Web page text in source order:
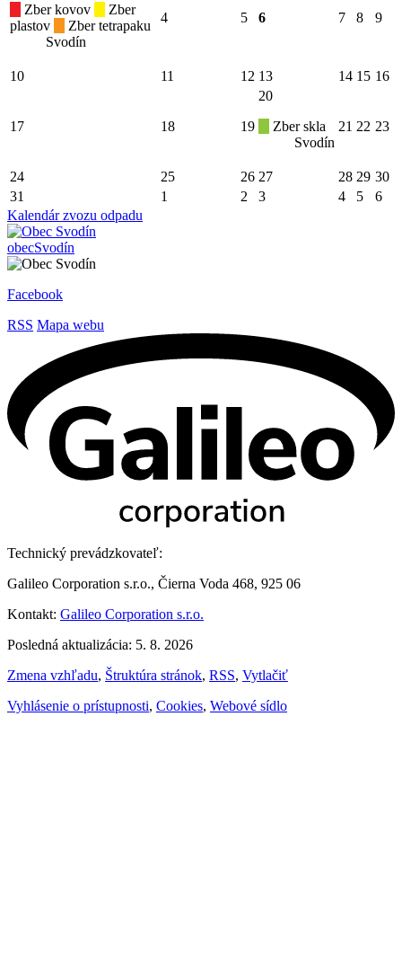
Zber kovov
Zber
plastov
Zber tetrapaku
Svodín
4 5 6 7 8 9
10 11 12 13 14 15 16
17 18 19
20
Zber skla
Svodín
21 22 23
24 25 26 27 28 29 30
31
1 2 3 4 5
6
Kalendár zvozu odpadu
obecSvodín
Facebook
RSS Mapa webu
Technický prevádzkovateľ:
Galileo Corporation s.r.o., Čierna Voda 468, 925 06
Kontakt: Galileo Corporation s.r.o.
Posledná aktualizácia: 5. 8. 2026
Zmena vzhľadu, Štruktúra stránok, RSS, Vytlačiť
Vyhlásenie o prístupnosti, Cookies, Webové sídlo